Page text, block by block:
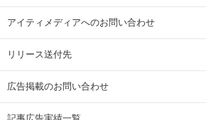
アイティメディアへのお問い合わせ
リリース送付先
広告掲載のお問い合わせ